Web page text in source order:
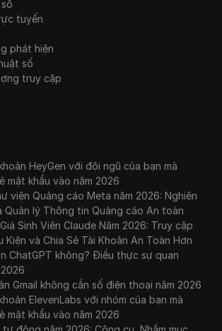
tuyến
phát hiện
số
truy cập
HeyGen với đội ngũ của bạn mà
mật khẩu vào năm 2026
viện Quảng cáo Meta năm 2026: Nghiên
Quản lý Thông tin Quảng cáo An toàn
Sinh Viên Claude Năm 2026: Truy cập
và Chia Sẻ Tài Khoản An Toàn Hơn
ChatGPT không? Điều thực sự quan
Gmail không cần số điện thoại năm 2026
ElevenLabs với nhóm của bạn mà
mật khẩu vào năm 2026